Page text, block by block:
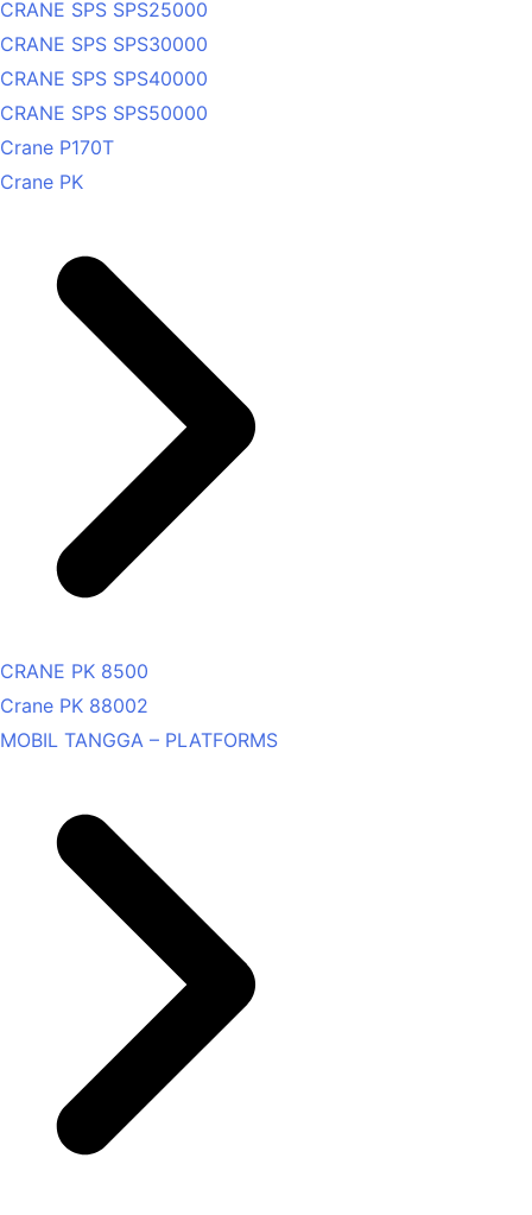
CRANE SPS SPS25000
CRANE SPS SPS30000
CRANE SPS SPS40000
CRANE SPS SPS50000
Crane P170T
Crane PK
CRANE PK 8500
Crane PK 88002
MOBIL TANGGA – PLATFORMS